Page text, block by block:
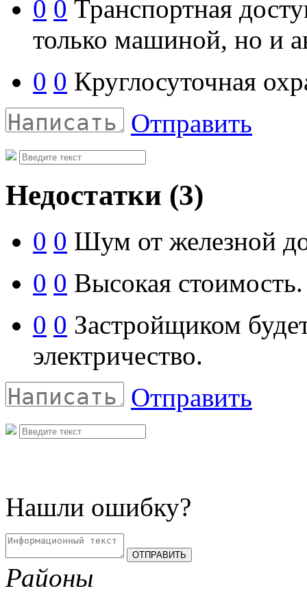
0 0 Транспортная
только машиной, но и
0 0 Круглосуточная
Отправить
Недостатки (3)
0 0 Шум от железной
0 0 Высокая стоимость.
0 0 Застройщиком
электричество.
Отправить
Нашли ошибку?
Районы